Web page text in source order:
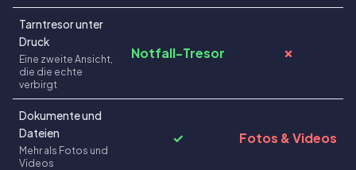
Tarntresor unter
Druck
Eine zweite Ansicht,
die die echte
verbirgt
Notfall-Tresor ✗
Dokumente und
Dateien
Mehr als Fotos und
Videos
✓ Fotos & Videos